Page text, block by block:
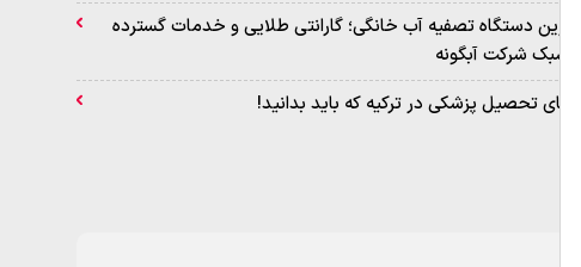
بهترین دستگاه تصفیه آب خانگی؛ گارانتی طلایی و خدمات گسترده
به سبک شرکت آبگونه
مزایای تحصیل پزشکی در ترکیه که باید بدانید!